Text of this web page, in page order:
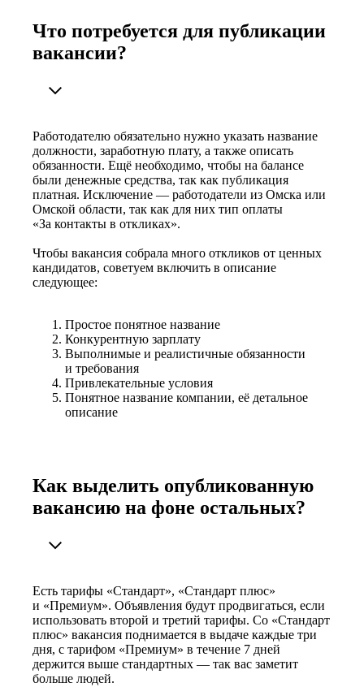
Что потребуется для публикации
вакансии?
Работодателю обязательно нужно указать название
должности, заработную плату, а также описать
обязанности. Ещё необходимо, чтобы на балансе
были денежные средства, так как публикация
платная. Исключение — работодатели из Омска или
Омской области, так как для них тип оплаты
«За контакты в откликах».
Чтобы вакансия собрала много откликов от ценных
кандидатов, советуем включить в описание
следующее:
Простое понятное название
Конкурентную зарплату
Выполнимые и реалистичные обязанности
и требования
Привлекательные условия
Понятное название компании, её детальное
описание
Как выделить опубликованную
вакансию на фоне остальных?
Есть тарифы «Стандарт», «Стандарт плюс»
и «Премиум». Объявления будут продвигаться, если
использовать второй и третий тарифы. Со «Стандарт
плюс» вакансия поднимается в выдаче каждые три
дня, с тарифом «Премиум» в течение 7 дней
держится выше стандартных — так вас заметит
больше людей.